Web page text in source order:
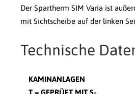
Der Spartherm SIM Varia ist
mit Sichtscheibe auf der linken
Technische
KAMINANLAGEN